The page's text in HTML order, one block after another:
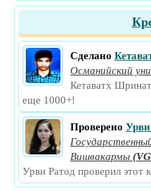
Сделано
Османийский
Кетаватх
еще 1000+!
Проверено
Вишвакармы
Урви Ратод проверил этот